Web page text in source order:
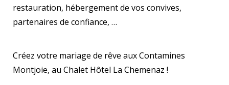
restauration, hébergement de vos convives,
partenaires de confiance, …
Créez votre mariage de rêve aux Contamines
Montjoie, au Chalet Hôtel La Chemenaz !